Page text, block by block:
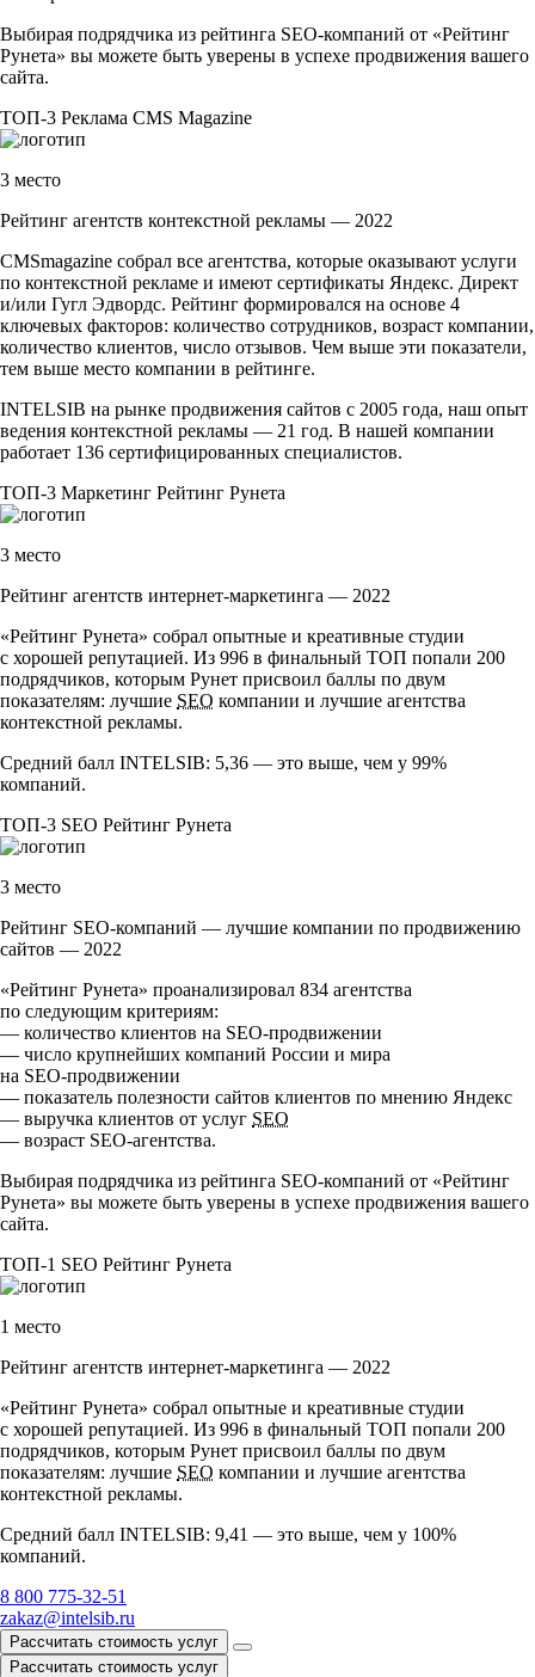
Выбирая подрядчика из рейтинга SEO-компаний от «Рейтинг
Рунета» вы можете быть уверены в успехе продвижения вашего
сайта.
ТОП-3 Реклама CMS Magazine
3 место
Рейтинг агентств контекстной рекламы — 2022
CMSmagazine собрал все агентства, которые оказывают услуги
по контекстной рекламе и имеют сертификаты Яндекс. Директ
и/или Гугл Эдвордс. Рейтинг формировался на основе 4
ключевых факторов: количество сотрудников, возраст компании,
количество клиентов, число отзывов. Чем выше эти показатели,
тем выше место компании в рейтинге.
INTELSIB на рынке продвижения сайтов с 2005 года, наш опыт
ведения контекстной рекламы — 21 год. В нашей компании
работает 136 сертифицированных специалистов.
ТОП-3 Маркетинг Рейтинг Рунета
3 место
Рейтинг агентств интернет-маркетинга — 2022
«Рейтинг Рунета» собрал опытные и креативные студии
с хорошей репутацией. Из 996 в финальный ТОП попали 200
подрядчиков, которым Рунет присвоил баллы по двум
показателям: лучшие SEO компании и лучшие агентства
контекстной рекламы.
Средний балл INTELSIB: 5,36 — это выше, чем у 99%
компаний.
ТОП-3 SEO Рейтинг Рунета
3 место
Рейтинг SEO-компаний — лучшие компании по продвижению
сайтов — 2022
«Рейтинг Рунета» проанализировал 834 агентства
по следующим критериям:
— количество клиентов на SEO-продвижении
— число крупнейших компаний России и мира
на SEO-продвижении
— показатель полезности сайтов клиентов по мнению Яндекс
— выручка клиентов от услуг SEO
— возраст SEO-агентства.
Выбирая подрядчика из рейтинга SEO-компаний от «Рейтинг
Рунета» вы можете быть уверены в успехе продвижения вашего
сайта.
ТОП-1 SEO Рейтинг Рунета
1 место
Рейтинг агентств интернет-маркетинга — 2022
«Рейтинг Рунета» собрал опытные и креативные студии
с хорошей репутацией. Из 996 в финальный ТОП попали 200
подрядчиков, которым Рунет присвоил баллы по двум
показателям: лучшие SEO компании и лучшие агентства
контекстной рекламы.
Средний балл INTELSIB: 9,41 — это выше, чем у 100%
компаний.
8 800 775-32-51
zakaz@intelsib.ru
Рассчитать стоимость услуг
Рассчитать стоимость услуг